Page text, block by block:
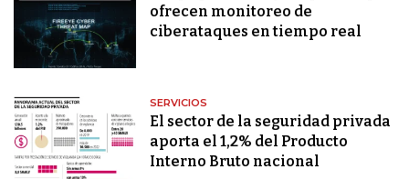
ofrecen monitoreo de
ciberataques en tiempo real
SERVICIOS
El sector de la seguridad privada
aporta el 1,2% del Producto
Interno Bruto nacional